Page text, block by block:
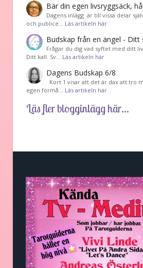
Bär din egen livsryggsäck,
Dagens inlägg är till vissa delar
och publice… Läs artikeln här
Budskap från en ängel - Ditt
Frågar du dig vad syftet med ditt
Ditt kall. Sv… Läs artikeln här
Dagens Budskap 6/8
Kort 1 visar att det är dax att tro
egen förmå… Läs artikeln här
Läs fler blogginlägg här...